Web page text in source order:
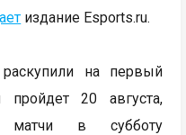
издание Esports.ru.
на первый
20 августа,
в субботу